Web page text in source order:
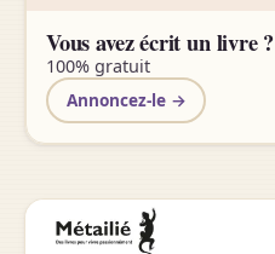
Vous avez écrit un livre ?
100% gratuit
Annoncez-le →